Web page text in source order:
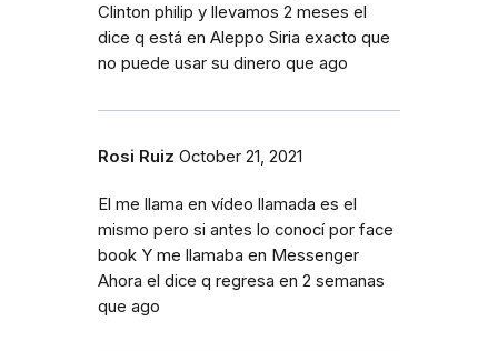
Clinton philip y llevamos 2 meses el
dice q está en Aleppo Siria exacto que
no puede usar su dinero que ago
Rosi Ruiz October 21, 2021
El me llama en vídeo llamada es el
mismo pero si antes lo conocí por face
book Y me llamaba en Messenger
Ahora el dice q regresa en 2 semanas
que ago